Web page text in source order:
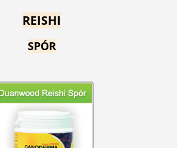
REISHI
SPÓR